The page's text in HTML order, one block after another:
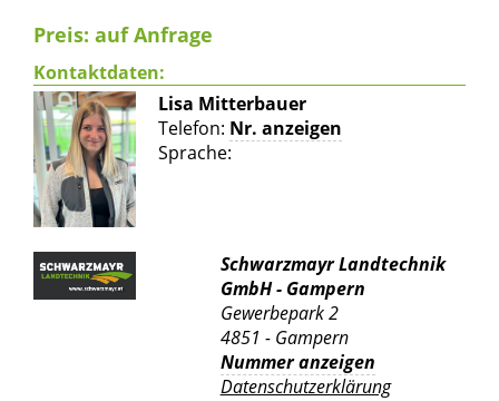
Preis: auf Anfrage
Kontaktdaten:
Lisa Mitterbauer
Telefon: Nr. anzeigen
Sprache:
Schwarzmayr Landtechnik
GmbH - Gampern
Gewerbepark 2
4851 - Gampern
Nummer anzeigen
Datenschutzerklärung